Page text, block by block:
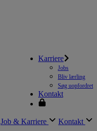
Karriere
Jobs
Bliv lærling
Søg uopfordret
Kontakt
Job & Karriere Kontakt